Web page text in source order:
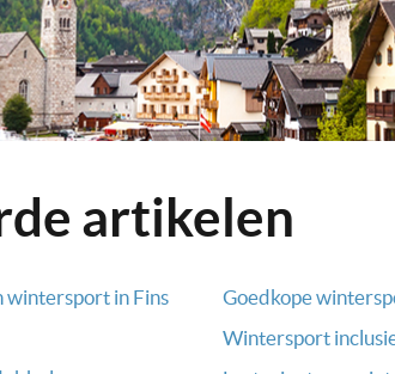
artikelen
wintersport in Fins
Goedkope
Wintersport